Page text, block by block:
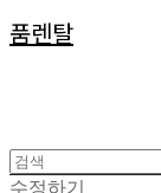
품렌탈
수정하기